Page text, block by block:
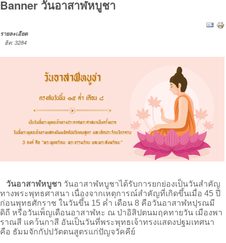
Banner วันอาสาฬหบูชา
รายละเอียด
ฮิต: 3284
วันอาสาฬหบูชา วันอาสาฬหบูชาได้รับการยกย่องเป็นวันสำคัญ
ทางพระพุทธศาสนา เนื่องจากเหตุการณ์สำคัญที่เกิดขึ้นเมื่อ 45 ปี
ก่อนพุทธศักราช ในวันขึ้น 15 ค่ำ เดือน 8 คือวันอาสาฬหปุรณมี
ดิถี หรือวันเพ็ญเดือนอาสาฬหะ ณ ป่าอิสิปตนมฤคทายวัน เมืองพา
ราณสี แคว้นกาสี อันเป็นวันที่พระพุทธเจ้าทรงแสดงปฐมเทศนา
คือ ธัมมจักกัปปวัตตนสูตรแก่ปัญจวัคคีย์